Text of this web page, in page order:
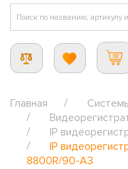
Главная
IP
IP
8800R/90-A3